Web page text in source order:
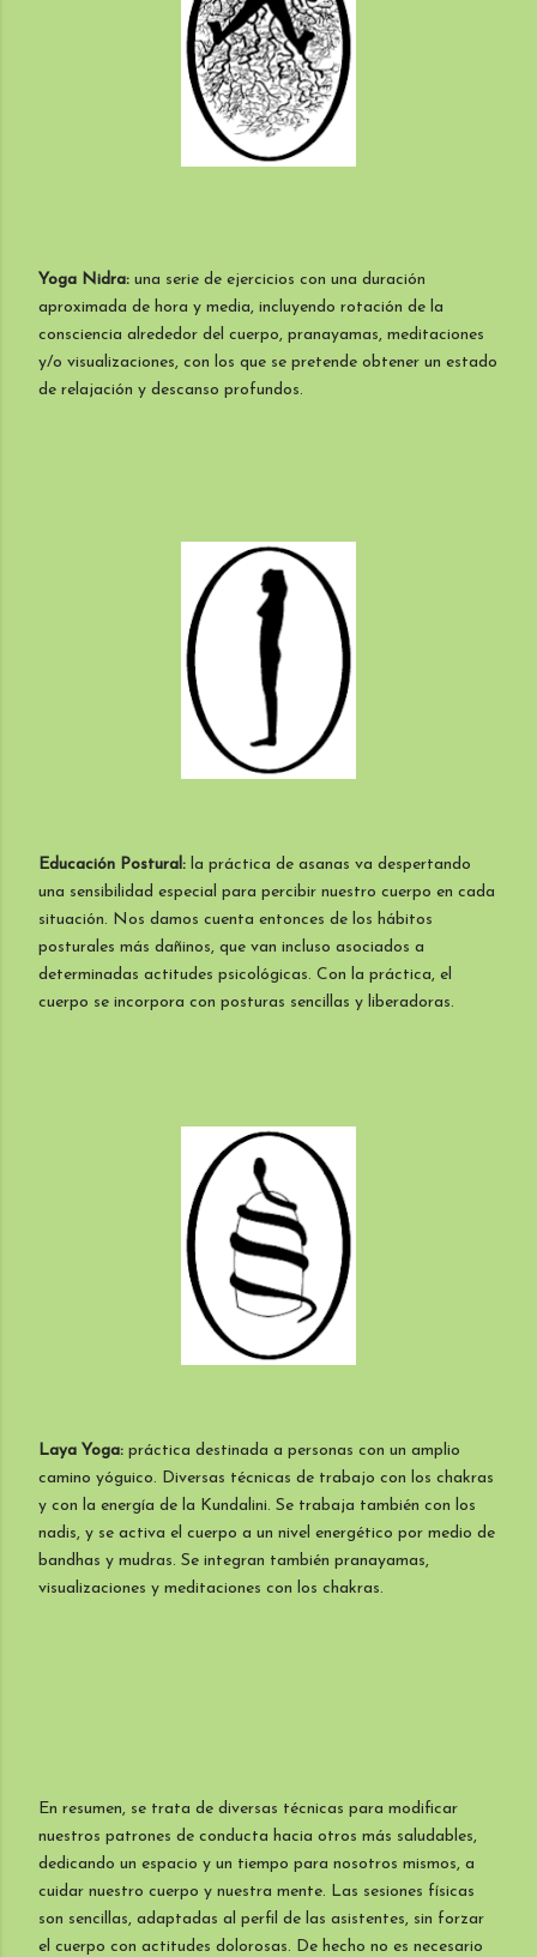
Yoga Nidra: una serie de ejercicios con una duración
aproximada de hora y media, incluyendo rotación de la
consciencia alrededor del cuerpo, pranayamas, meditaciones
y/o visualizaciones, con los que se pretende obtener un estado
de relajación y descanso profundos.
Educación Postural: la práctica de asanas va despertando
una sensibilidad especial para percibir nuestro cuerpo en cada
situación. Nos damos cuenta entonces de los hábitos
posturales más dañinos, que van incluso asociados a
determinadas actitudes psicológicas. Con la práctica, el
cuerpo se incorpora con posturas sencillas y liberadoras.
Laya Yoga: práctica destinada a personas con un amplio
camino yóguico. Diversas técnicas de trabajo con los chakras
y con la energía de la Kundalini. Se trabaja también con los
nadis, y se activa el cuerpo a un nivel energético por medio de
bandhas y mudras. Se integran también pranayamas,
visualizaciones y meditaciones con los chakras.
En resumen, se trata de diversas técnicas para modificar
nuestros patrones de conducta hacia otros más saludables,
dedicando un espacio y un tiempo para nosotros mismos, a
cuidar nuestro cuerpo y nuestra mente. Las sesiones físicas
son sencillas, adaptadas al perfil de las asistentes, sin forzar
el cuerpo con actitudes dolorosas. De hecho no es necesario